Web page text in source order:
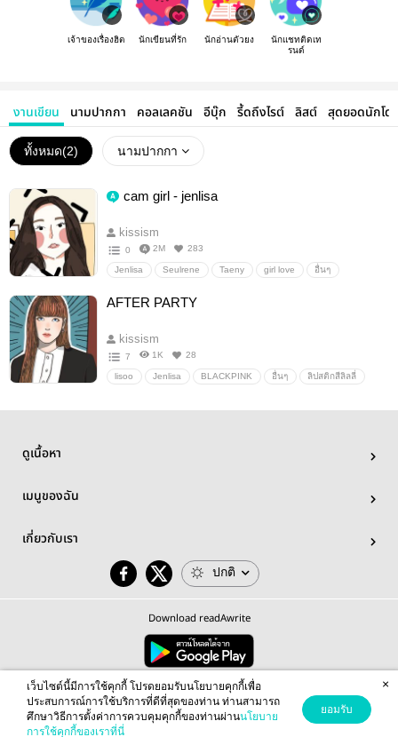
เจ้าของเรื่องฮิต นักเขียนที่รัก นักอ่านตัวยง
นักแชทติดเท
รนด์
งานเขียน นามปากกา คอลเลคชัน อีบุ๊ก รี้ดถึงไรต์ ลิสต์ สุดยอดนักโด
ทั้งหมด(2) นามปากกา
cam girl - jenlisa
kissism
0 2M 283
Jenlisa Seulrene Taeny girl love อื่นๆ
AFTER PARTY
kissism
7 1K 28
lisoo Jenlisa BLACKPINK อื่นๆ ลิปสติกสีลิลลี่
ดูเนื้อหา
เมนูของฉัน
เกี่ยวกับเรา
ปกติ
Download readAwrite
© 2026 readAwrite.com by MEB Corporation Public Company Limited
This site is protected by reCAPTCHA and the Google Privacy Policy Terms of Serviceapply.
เว็บไซต์นี้มีการใช้คุกกี้ โปรดยอมรับนโยบายคุกกี้เพื่อ
ประสบการณ์การใช้บริการที่ดีที่สุดของท่าน ท่านสามารถ
ศึกษาวิธีการตั้งค่าการควบคุมคุกกี้ของท่านผ่านนโยบาย
การใช้คุกกี้ของเราที่นี่
ยอมรับ
×